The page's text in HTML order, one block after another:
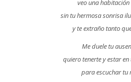
veo una habitación
sin tu hermosa sonrisa
y te extraño tanto
Me duele tu
quiero tenerte y estar
para escuchar tu